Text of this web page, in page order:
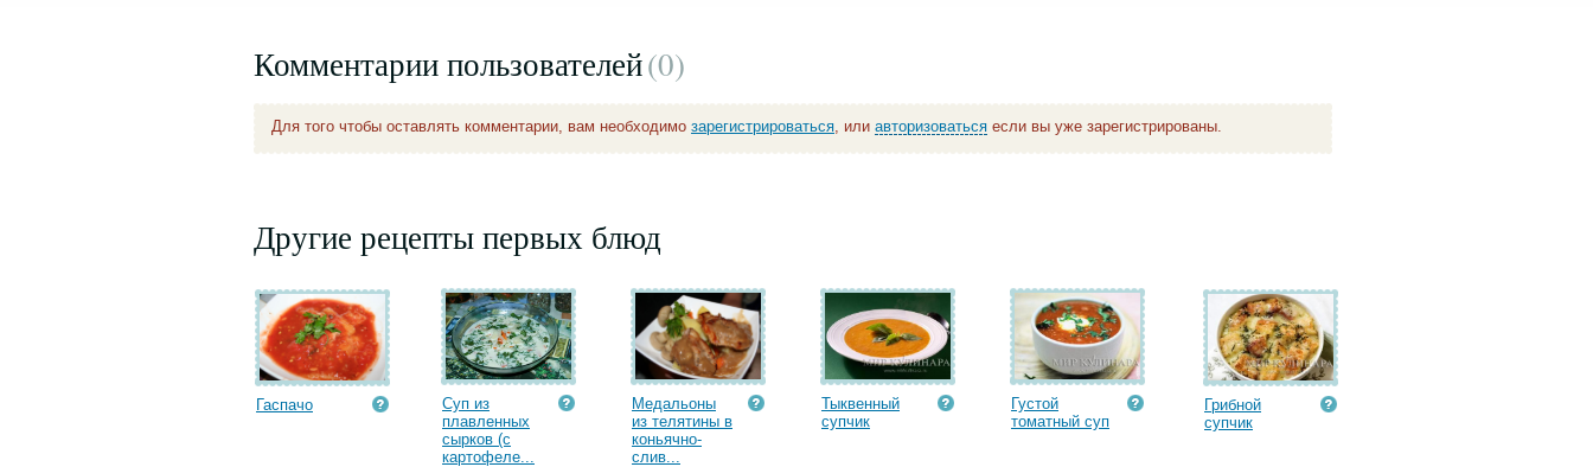
Комментарии пользователей(0)
Для того чтобы оставлять комментарии, вам необходимо зарегистрироваться, или авторизоваться если вы уже зарегистрированы.
Другие рецепты первых блюд
Гаспачо
Суп из
плавленных
сырков (с
картофеле...
Медальоны
из телятины в
коньячно-
слив...
Тыквенный
супчик
Густой
томатный суп
Грибной
супчик